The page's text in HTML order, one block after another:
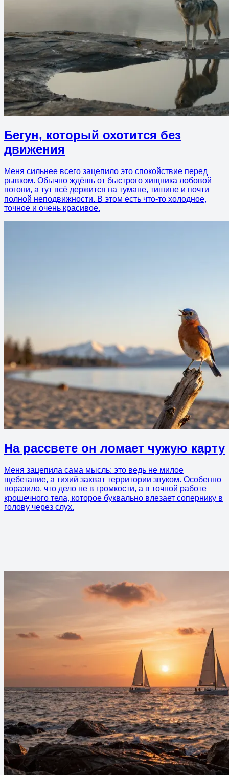
Бегун, который охотится без
движения
Меня сильнее всего зацепило это спокойствие перед
рывком. Обычно ждёшь от быстрого хищника лобовой
погони, а тут всё держится на тумане, тишине и почти
полной неподвижности. В этом есть что-то холодное,
точное и очень красивое.
На рассвете он ломает чужую карту
Меня зацепила сама мысль: это ведь не милое
щебетание, а тихий захват территории звуком. Особенно
поразило, что дело не в громкости, а в точной работе
крошечного тела, которое буквально влезает сопернику в
голову через слух.